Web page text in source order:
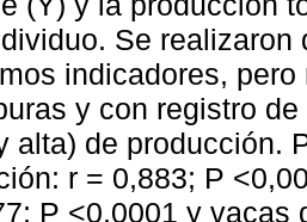
Se
indicadores,
y con registro
alta) de producción.
r = 0,883; P
P <0,0001 y vacas